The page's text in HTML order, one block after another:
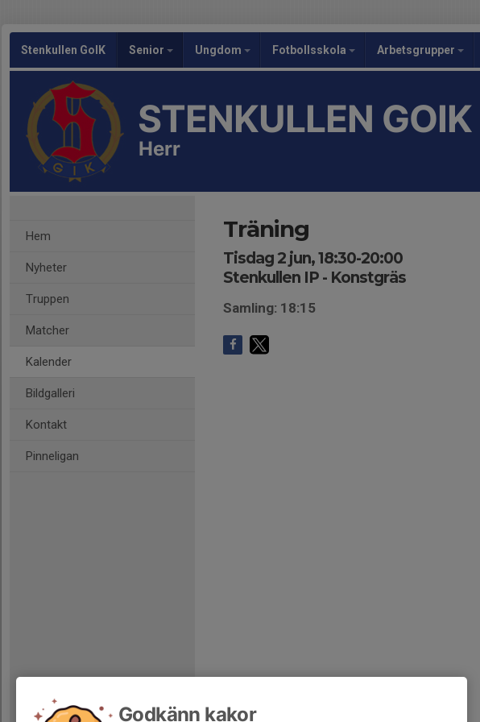
Stenkullen GoIK Senior Ungdom Fotbollsskola Arbetsgrupper
STENKULLEN GOIK
Herr
Hem
Nyheter
Truppen
Matcher
Kalender
Bildgalleri
Kontakt
Pinneligan
Träning
Tisdag 2 jun, 18:30-20:00
Stenkullen IP - Konstgräs
Samling: 18:15
Godkänn kakor